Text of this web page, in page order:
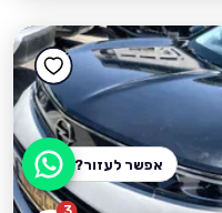
אפשר לעזור?